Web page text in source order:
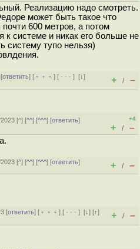
Реализацию надо смотреть.
может быть такое что
почти 600 метров, а потом
к системе и никак его больше не
систему тупо нельзя)
ответить] [ ﹢﹢﹢] [ · · ·][↓]
+ / –
[^] [^^] [^^^] [ответить]
+4
+ / –
[^] [^^] [^^^] [ответить]
+ / –
[ответить] [ ﹢﹢﹢] [ · · ·][↓] [↑]
+ / –